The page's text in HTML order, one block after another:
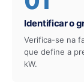
Identificar o
Verifica-se na
que define a
kW.